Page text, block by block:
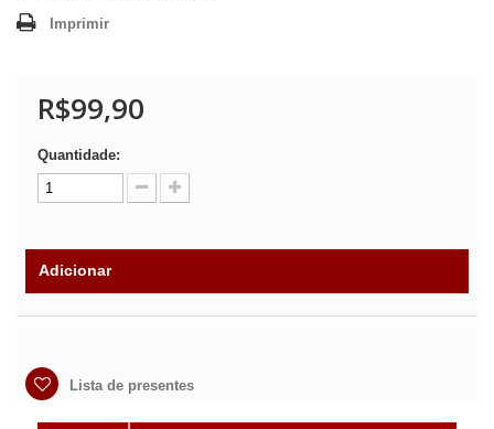
Imprimir
R$99,90
Quantidade:
Adicionar
Lista de presentes